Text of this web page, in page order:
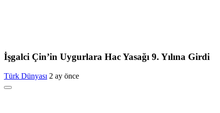
İşgalci Çin’in Uygurlara Hac Yasağı 9. Yılına Girdi
Türk Dünyası 2 ay önce